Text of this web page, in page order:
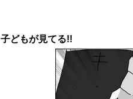
子どもが見てる!!